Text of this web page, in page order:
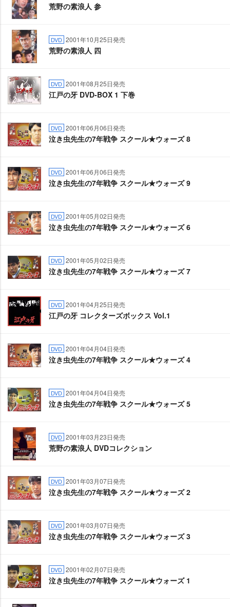
荒野の素浪人 参
DVD 2001年10月25日発売
荒野の素浪人 四
DVD 2001年08月25日発売
江戸の牙 DVD-BOX 1 下巻
DVD 2001年06月06日発売
泣き虫先生の7年戦争 スクール★ウォーズ 8
DVD 2001年06月06日発売
泣き虫先生の7年戦争 スクール★ウォーズ 9
DVD 2001年05月02日発売
泣き虫先生の7年戦争 スクール★ウォーズ 6
DVD 2001年05月02日発売
泣き虫先生の7年戦争 スクール★ウォーズ 7
DVD 2001年04月25日発売
江戸の牙 コレクターズボックス Vol.1
DVD 2001年04月04日発売
泣き虫先生の7年戦争 スクール★ウォーズ 4
DVD 2001年04月04日発売
泣き虫先生の7年戦争 スクール★ウォーズ 5
DVD 2001年03月23日発売
荒野の素浪人 DVDコレクション
DVD 2001年03月07日発売
泣き虫先生の7年戦争 スクール★ウォーズ 2
DVD 2001年03月07日発売
泣き虫先生の7年戦争 スクール★ウォーズ 3
DVD 2001年02月07日発売
泣き虫先生の7年戦争 スクール★ウォーズ 1